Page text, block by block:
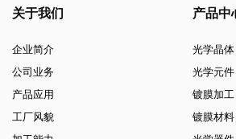
关于我们
企业简介
公司业务
产品应用
工厂风貌
产品中
光学晶体
光学元件
镀膜加工
镀膜材料